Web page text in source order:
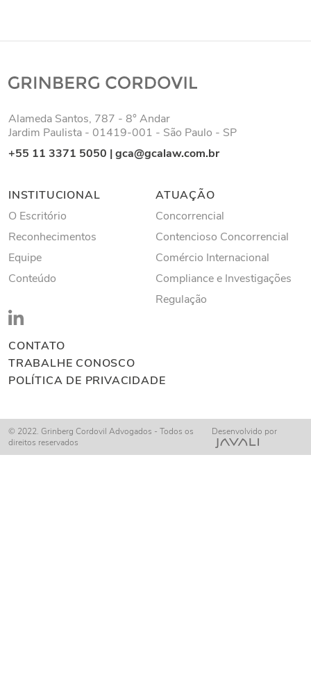
Alameda Santos, 787 - 8° Andar
Jardim Paulista - 01419-001 - São Paulo - SP
+55 11 3371 5050 |gca@gcalaw.com.br
INSTITUCIONAL
O Escritório
Reconhecimentos
Equipe
Conteúdo
ATUAÇÃO
Concorrencial
Contencioso Concorrencial
Comércio Internacional
Compliance e Investigações
Regulação
CONTATO
TRABALHE CONOSCO
POLÍTICA DE PRIVACIDADE
© 2022. Grinberg Cordovil Advogados - Todos os
direitos reservados
Desenvolvido por